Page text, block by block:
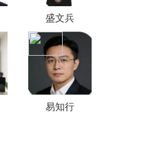
盛文兵
易知行